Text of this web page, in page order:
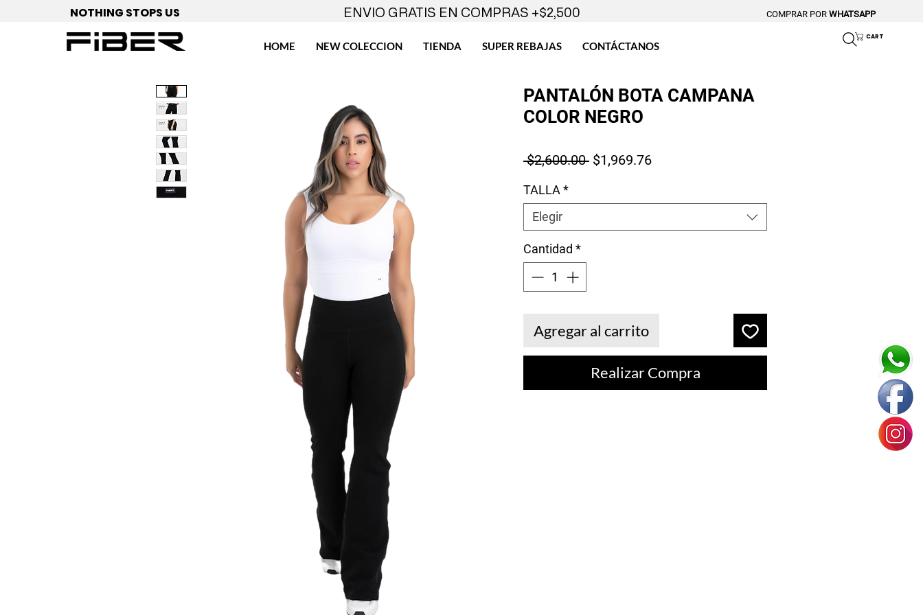
NOTHING STOPS US
HOME NEW COLECCION TIENDA SUPER REBAJAS CONTÁCTANOS
ENVIO GRATIS EN COMPRAS +$2,500
CART
COMPRAR POR WHATSAPP
PANTALÓN BOTA CAMPANA
COLOR NEGRO
$2,600.00 Precio
$1,969.76Precio de oferta
TALLA *
Elegir
Cantidad *
Agregar al carrito
Realizar Compra